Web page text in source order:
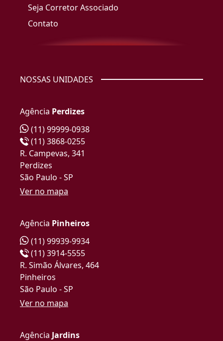
Seja Corretor Associado
Contato
NOSSAS UNIDADES
Agência Perdizes
(11) 99999-0938
(11) 3868-0255
R. Campevas, 341
Perdizes
São Paulo - SP
Ver no mapa
Agência Pinheiros
(11) 99939-9934
(11) 3914-5555
R. Simão Álvares, 464
Pinheiros
São Paulo - SP
Ver no mapa
Agência Jardins